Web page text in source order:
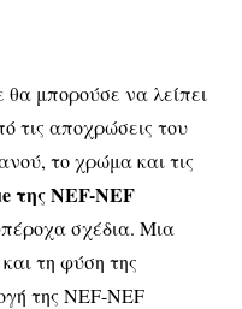
μπορούσε να λείπει
τις αποχρώσεις του
το χρώμα και τις
της NEF-NEF
σχέδια. Μια
τη φύση της
της NEF-NEF